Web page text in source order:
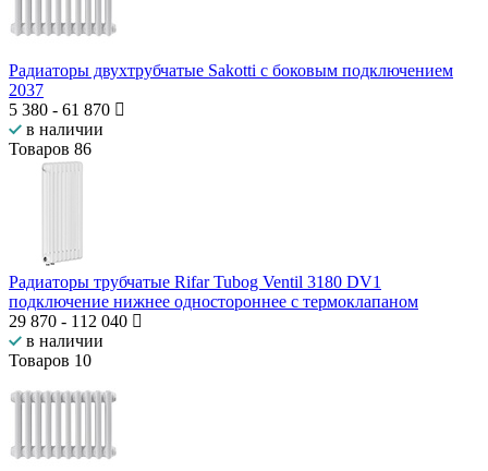
Радиаторы двухтрубчатые Sakotti с боковым подключением
2037
5 380 - 61 870
в наличии
Товаров 86
Радиаторы трубчатые Rifar Tubog Ventil 3180 DV1
подключение нижнее одностороннее с термоклапаном
29 870 - 112 040
в наличии
Товаров 10